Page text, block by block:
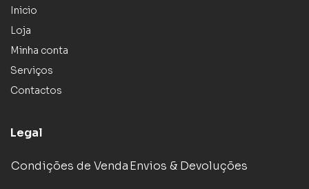
Inicio
Loja
Minha conta
Serviços
Contactos
Legal
Condições de VendaEnvios & Devoluções